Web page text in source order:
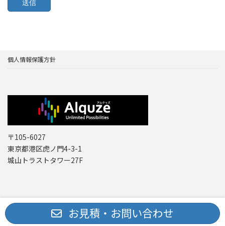
個人情報保護方針
〒105-6027
東京都港区虎ノ門4-3-1
城山トラストタワー27F
Copyright © レーザー機器 専門商社｜株式会社アルクゥズ ALQUZE Inc. All
Rights Reserved.
お見積・お問い合わせ